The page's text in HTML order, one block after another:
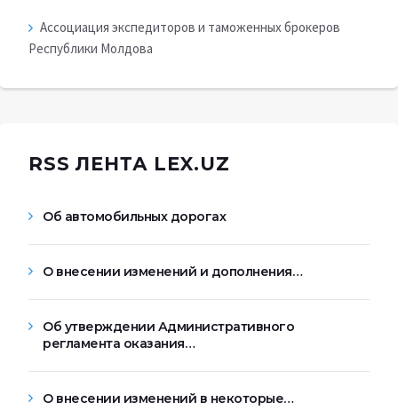
Ассоциация экспедиторов и таможенных брокеров
Республики Молдова
RSS ЛЕНТА LEX.UZ
Об автомобильных дорогах
О внесении изменений и дополнения…
Об утверждении Административного
регламента оказания…
О внесении изменений в некоторые…